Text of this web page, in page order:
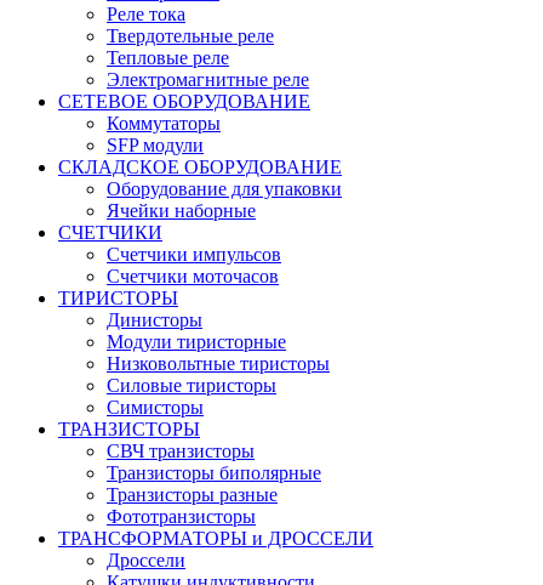
Реле тока
Твердотельные реле
Тепловые реле
Электромагнитные реле
СЕТЕВОЕ ОБОРУДОВАНИЕ
Коммутаторы
SFP модули
СКЛАДСКОЕ ОБОРУДОВАНИЕ
Оборудование для упаковки
Ячейки наборные
СЧЕТЧИКИ
Счетчики импульсов
Счетчики моточасов
ТИРИСТОРЫ
Динисторы
Модули тиристорные
Низковольтные тиристоры
Силовые тиристоры
Симисторы
ТРАНЗИСТОРЫ
СВЧ транзисторы
Транзисторы биполярные
Транзисторы разные
Фототранзисторы
ТРАНСФОРМАТОРЫ и ДРОССЕЛИ
Дроссели